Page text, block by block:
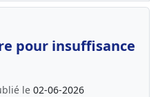
pour insuffisance
le 02-06-2026